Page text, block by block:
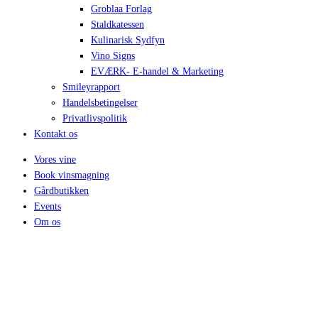
Groblaa Forlag
Staldkatessen
Kulinarisk Sydfyn
Vino Signs
EVÆRK- E-handel & Marketing
Smileyrapport
Handelsbetingelser
Privatlivspolitik
Kontakt os
Vores vine
Book vinsmagning
Gårdbutikken
Events
Om os